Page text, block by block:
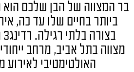
בר המצווה של הבן שלכם הוא
ביותר בחיים שלו עד כה,
מצווה בתל אביב, מרחב
האולטימטיבי לאירוע